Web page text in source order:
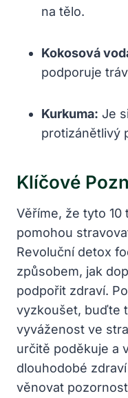
na tělo.
Kokosová
podporuje
Kurkuma: Je
protizánětlivý
Klíčové
Věříme, že tyto 10
pomohou
Revoluční detox
způsobem, jak
podpořit zdraví.
vyzkoušet, buďte
vyváženost ve
určitě poděkuje a
dlouhodobé
věnovat